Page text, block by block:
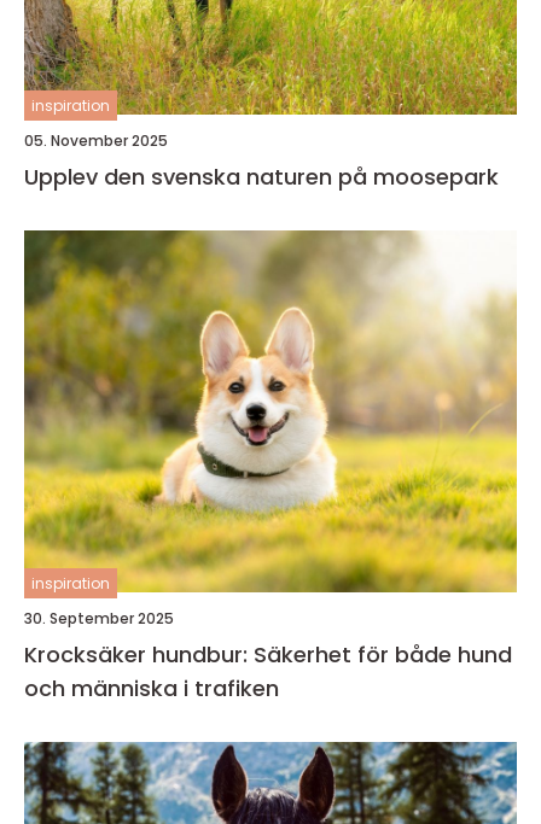
inspiration
05. November 2025
Upplev den svenska naturen på moosepark
inspiration
30. September 2025
Krocksäker hundbur: Säkerhet för både hund
och människa i trafiken